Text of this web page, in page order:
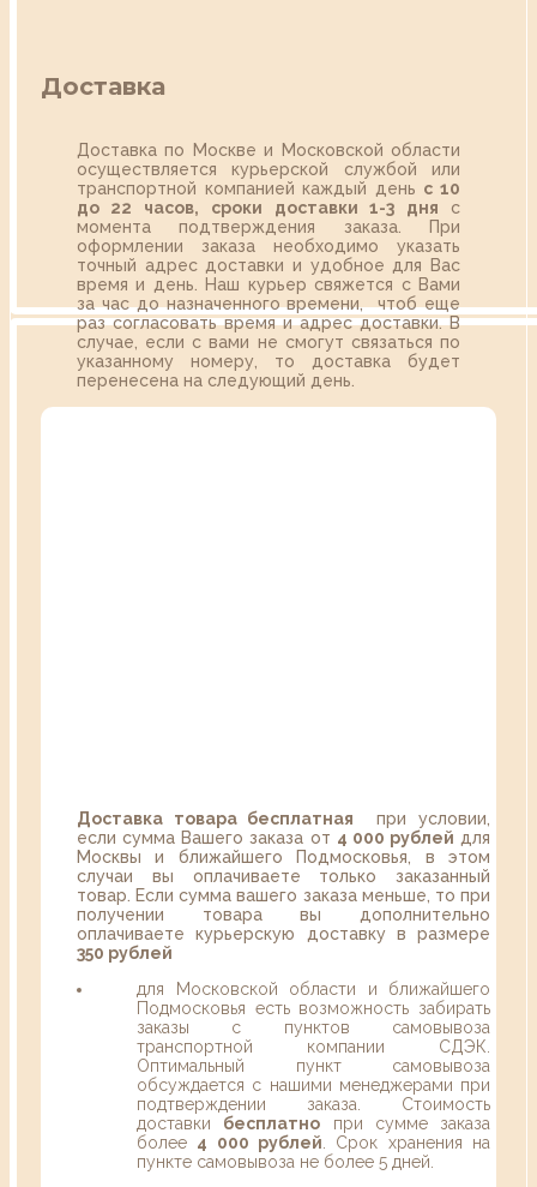
Доставка
Доставка по Москве и Московской области
осуществляется курьерской службой или
транспортной компанией каждый день с 10
до 22 часов,
сроки доставки 1-3 дня с
момента подтверждения заказа. При
оформлении заказа необходимо указать
точный адрес доставки и удобное для Вас
время и день. Наш курьер свяжется с Вами
за час до назначенного времени, чтоб еще
раз согласовать время и адрес доставки. В
случае, если с вами не смогут связаться по
указанному номеру, то доставка будет
перенесена на следующий день.
Доставка товара бесплатная при условии,
если сумма Вашего заказа от 4 000 рублей для
Москвы и ближайшего Подмосковья, в этом
случаи вы оплачиваете только заказанный
товар. Если сумма вашего заказа меньше, то при
получении товара вы дополнительно
оплачиваете курьерскую доставку в размере
350 рублей
для Московской области и ближайшего
Подмосковья есть возможность забирать
заказы с пунктов самовывоза
транспортной компании СДЭК.
Оптимальный пункт самовывоза
обсуждается с нашими менеджерами при
подтверждении заказа. Стоимость
доставки бесплатно при сумме заказа
более 4 000 рублей . Срок хранения на
пункте самовывоза не более 5 дней.